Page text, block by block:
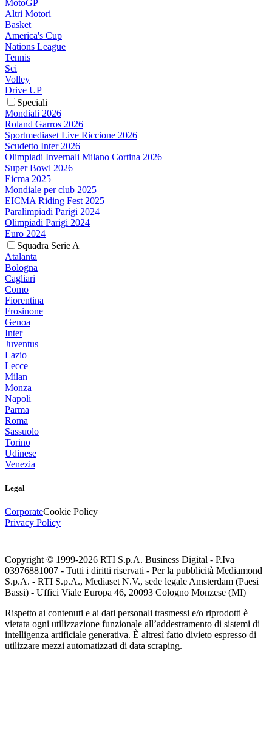
MotoGP
Altri Motori
Basket
America's Cup
Nations League
Tennis
Sci
Volley
Drive UP
Speciali
Mondiali 2026
Roland Garros 2026
Sportmediaset Live Riccione 2026
Scudetto Inter 2026
Olimpiadi Invernali Milano Cortina 2026
Super Bowl 2026
Eicma 2025
Mondiale per club 2025
EICMA Riding Fest 2025
Paralimpiadi Parigi 2024
Olimpiadi Parigi 2024
Euro 2024
Squadra Serie A
Atalanta
Bologna
Cagliari
Como
Fiorentina
Frosinone
Genoa
Inter
Juventus
Lazio
Lecce
Milan
Monza
Napoli
Parma
Roma
Sassuolo
Torino
Udinese
Venezia
Legal
CorporateCookie Policy
Privacy Policy
Copyright © 1999-2026 RTI S.p.A. Business Digital - P.Iva
03976881007 - Tutti i diritti riservati - Per la pubblicità Mediamond
S.p.A. - RTI S.p.A., Mediaset N.V., sede legale Amsterdam (Paesi
Bassi) - Uffici Viale Europa 46, 20093 Cologno Monzese (MI)
Rispetto ai contenuti e ai dati personali trasmessi e/o riprodotti è
vietata ogni utilizzazione funzionale all’addestramento di sistemi di
intelligenza artificiale generativa. È altresì fatto divieto espresso di
utilizzare mezzi automatizzati di data scraping.